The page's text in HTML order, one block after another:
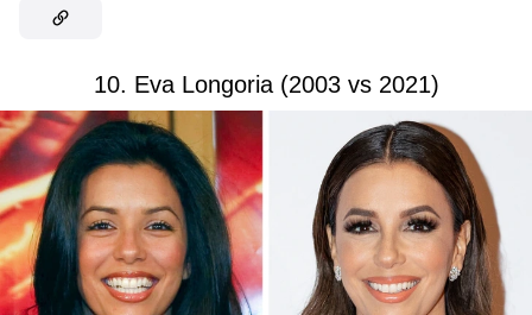
10. Eva Longoria (2003 vs 2021)